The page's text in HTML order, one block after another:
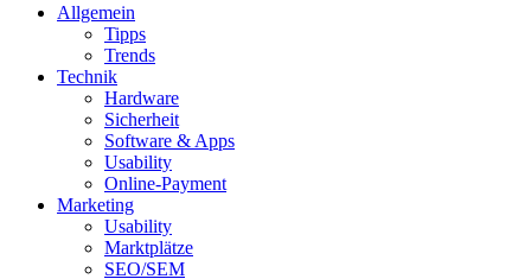
Allgemein
Tipps
Trends
Technik
Hardware
Sicherheit
Software & Apps
Usability
Online-Payment
Marketing
Usability
Marktplätze
SEO/SEM